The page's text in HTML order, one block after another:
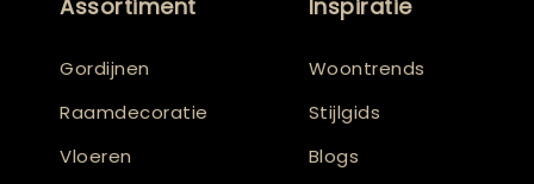
Assortiment
Gordijnen
Raamdecoratie
Vloeren
Inspiratie
Woontrends
Stijlgids
Blogs